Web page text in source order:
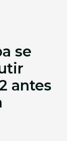
se
antes